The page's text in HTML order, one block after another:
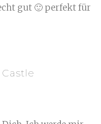
gut 🙂 perfekt für